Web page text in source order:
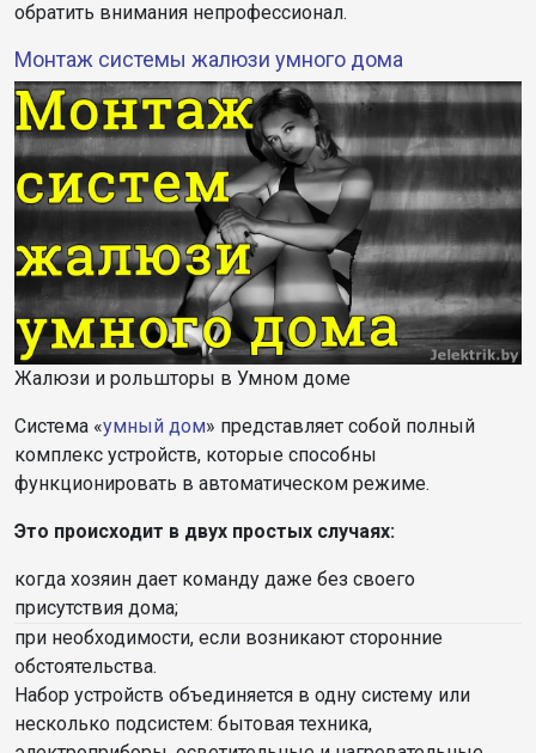
обратить внимания непрофессионал.
Монтаж системы жалюзи умного дома
Жалюзи и рольшторы в Умном доме
Система «умный дом» представляет собой полный
комплекс устройств, которые способны
функционировать в автоматическом режиме.
Это происходит в двух простых случаях:
когда хозяин дает команду даже без своего
присутствия дома;
при необходимости, если возникают сторонние
обстоятельства.
Набор устройств объединяется в одну систему или
несколько подсистем: бытовая техника,